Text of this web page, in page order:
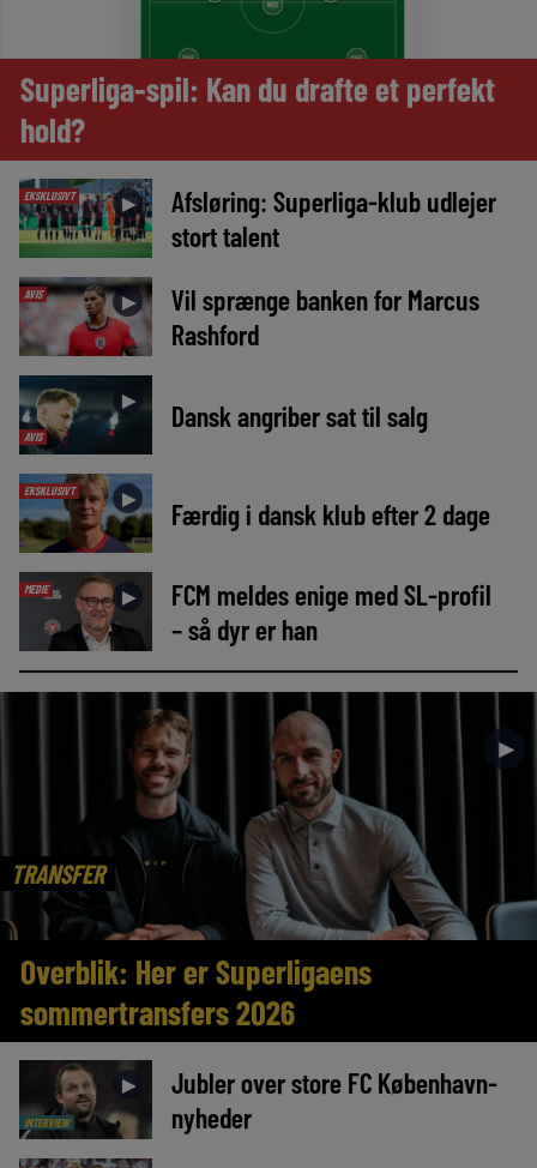
Superliga-spil: Kan du drafte et perfekt
hold?
EKSKLUSIVT ►
Afsløring: Superliga-klub udlejer
stort talent
AVIS ►
Vil sprænge banken for Marcus
Rashford
AVIS
► Dansk angriber sat til salg
EKSKLUSIVT ► Færdig i dansk klub efter 2 dage
MEDIE ►
FCM meldes enige med SL-profil
– så dyr er han
TRANSFER
►
Overblik: Her er Superligaens
sommertransfers 2026
INTERVIEW
►
Jubler over store FC København-
nyheder